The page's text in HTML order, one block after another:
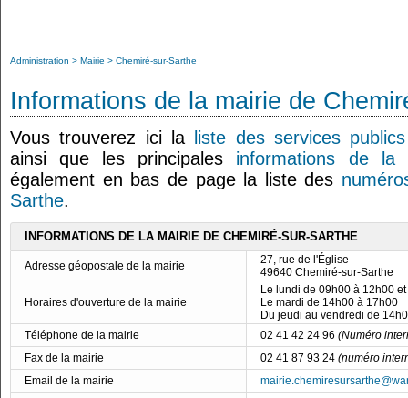
Administration Mairie Chemiré-sur-Sarthe
Informations de la mairie de
Vous trouverez ici la
liste des services
ainsi que les principales informations de la
également en bas de page la liste des
Sarthe.
INFORMATIONS DE LA MAIRIE DE CHEMIRÉ-SUR-SARTHE
Adresse géopostale de la mairie
27, rue de l'Église
49640 Chemiré-sur-Sarthe
Horaires d'ouverture de la mairie
Le lundi de 09h00 à 12h00
Le mardi de 14h00 à 17h00
Du jeudi au vendredi de
Téléphone de la mairie
02 41 42 24 96 (Numéro
Fax de la mairie
02 41 87 93 24 (numéro
Email de la mairie